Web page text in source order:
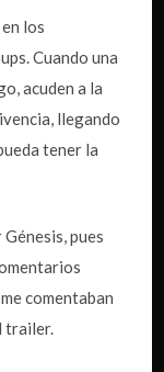
los
Cuando una
acuden a la
llegando
tener la
pues
comentaban
trailer.